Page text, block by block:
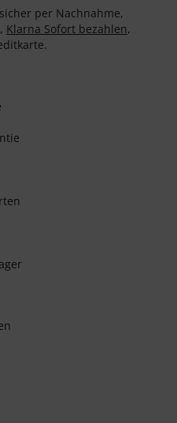
per Nachnahme,
Klarna Sofort bezahlen,